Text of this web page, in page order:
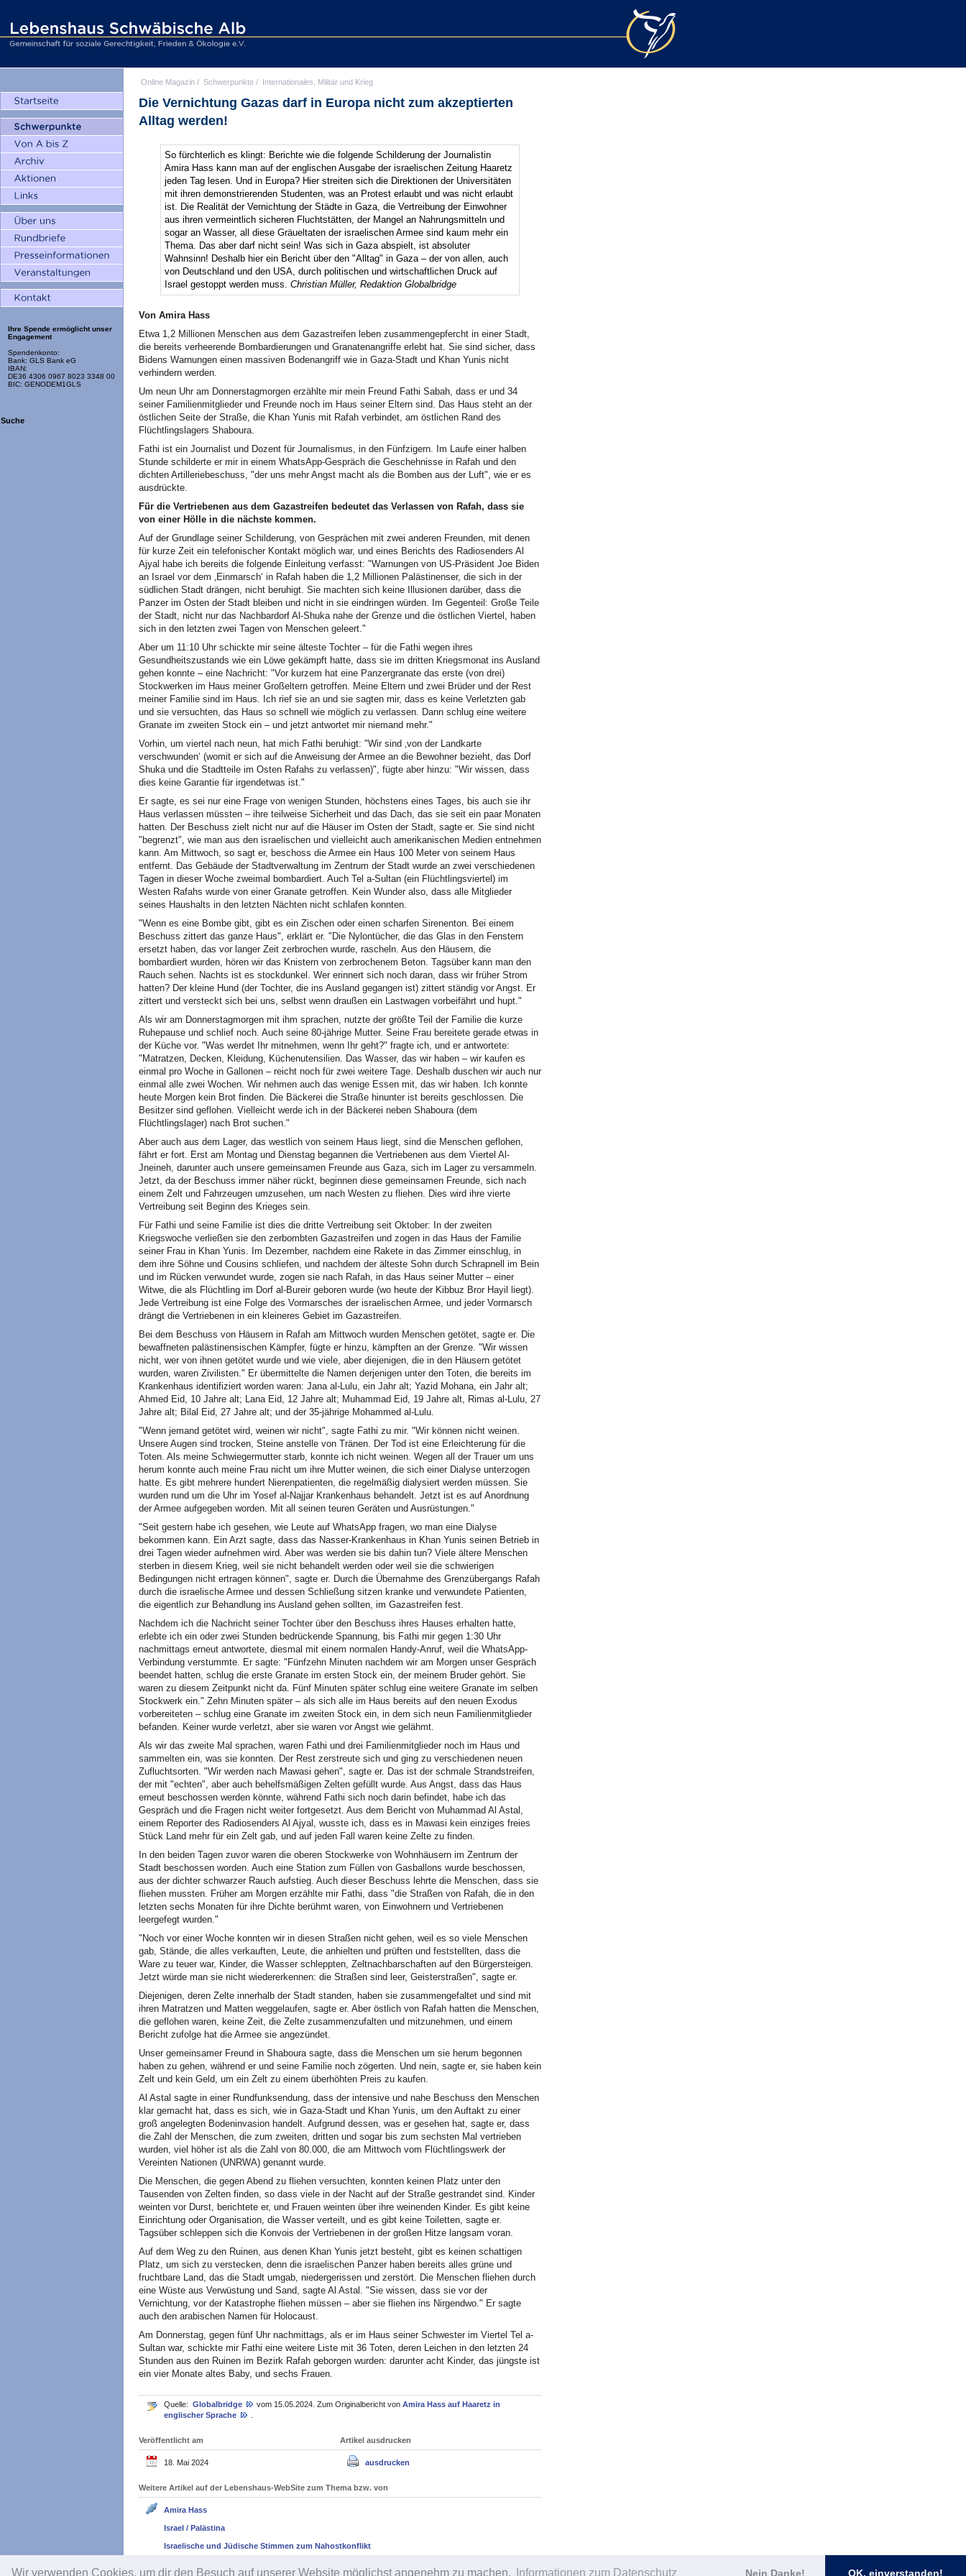
Wir verwenden Cookies, um dir den Besuch auf unserer Website möglichst angenehm zu machen. Informationen zum Datenschutz Nein Danke! OK, einverstanden!
Ihre Spende ermöglicht unser
Engagement
Spendenkonto:
Bank: GLS Bank eG
IBAN:
DE36 4306 0967 8023 3348 00
BIC: GENODEM1GLS
Suche
Online Magazin / Schwerpunkte / Internationales, Militär und Krieg
Die Vernichtung Gazas darf in Europa nicht zum akzeptierten
Alltag werden!
So fürchterlich es klingt: Berichte wie die folgende Schilderung der Journalistin
Amira Hass kann man auf der englischen Ausgabe der israelischen Zeitung Haaretz
jeden Tag lesen. Und in Europa? Hier streiten sich die Direktionen der Universitäten
mit ihren demonstrierenden Studenten, was an Protest erlaubt und was nicht erlaubt
ist. Die Realität der Vernichtung der Städte in Gaza, die Vertreibung der Einwohner
aus ihren vermeintlich sicheren Fluchtstätten, der Mangel an Nahrungsmitteln und
sogar an Wasser, all diese Gräueltaten der israelischen Armee sind kaum mehr ein
Thema. Das aber darf nicht sein! Was sich in Gaza abspielt, ist absoluter
Wahnsinn! Deshalb hier ein Bericht über den "Alltag" in Gaza – der von allen, auch
von Deutschland und den USA, durch politischen und wirtschaftlichen Druck auf
Israel gestoppt werden muss. Christian Müller, Redaktion Globalbridge
Von Amira Hass
Etwa 1,2 Millionen Menschen aus dem Gazastreifen leben zusammengepfercht in einer Stadt,
die bereits verheerende Bombardierungen und Granatenangriffe erlebt hat. Sie sind sicher, dass
Bidens Warnungen einen massiven Bodenangriff wie in Gaza-Stadt und Khan Yunis nicht
verhindern werden.
Um neun Uhr am Donnerstagmorgen erzählte mir mein Freund Fathi Sabah, dass er und 34
seiner Familienmitglieder und Freunde noch im Haus seiner Eltern sind. Das Haus steht an der
östlichen Seite der Straße, die Khan Yunis mit Rafah verbindet, am östlichen Rand des
Flüchtlingslagers Shaboura.
Fathi ist ein Journalist und Dozent für Journalismus, in den Fünfzigern. Im Laufe einer halben
Stunde schilderte er mir in einem WhatsApp-Gespräch die Geschehnisse in Rafah und den
dichten Artilleriebeschuss, "der uns mehr Angst macht als die Bomben aus der Luft", wie er es
ausdrückte.
Für die Vertriebenen aus dem Gazastreifen bedeutet das Verlassen von Rafah, dass sie
von einer Hölle in die nächste kommen.
Auf der Grundlage seiner Schilderung, von Gesprächen mit zwei anderen Freunden, mit denen
für kurze Zeit ein telefonischer Kontakt möglich war, und eines Berichts des Radiosenders Al
Ajyal habe ich bereits die folgende Einleitung verfasst: "Warnungen von US-Präsident Joe Biden
an Israel vor dem ‚Einmarsch‘ in Rafah haben die 1,2 Millionen Palästinenser, die sich in der
südlichen Stadt drängen, nicht beruhigt. Sie machten sich keine Illusionen darüber, dass die
Panzer im Osten der Stadt bleiben und nicht in sie eindringen würden. Im Gegenteil: Große Teile
der Stadt, nicht nur das Nachbardorf Al-Shuka nahe der Grenze und die östlichen Viertel, haben
sich in den letzten zwei Tagen von Menschen geleert."
Aber um 11:10 Uhr schickte mir seine älteste Tochter – für die Fathi wegen ihres
Gesundheitszustands wie ein Löwe gekämpft hatte, dass sie im dritten Kriegsmonat ins Ausland
gehen konnte – eine Nachricht: "Vor kurzem hat eine Panzergranate das erste (von drei)
Stockwerken im Haus meiner Großeltern getroffen. Meine Eltern und zwei Brüder und der Rest
meiner Familie sind im Haus. Ich rief sie an und sie sagten mir, dass es keine Verletzten gab
und sie versuchten, das Haus so schnell wie möglich zu verlassen. Dann schlug eine weitere
Granate im zweiten Stock ein – und jetzt antwortet mir niemand mehr."
Vorhin, um viertel nach neun, hat mich Fathi beruhigt: "Wir sind ‚von der Landkarte
verschwunden‘ (womit er sich auf die Anweisung der Armee an die Bewohner bezieht, das Dorf
Shuka und die Stadtteile im Osten Rafahs zu verlassen)", fügte aber hinzu: "Wir wissen, dass
dies keine Garantie für irgendetwas ist."
Er sagte, es sei nur eine Frage von wenigen Stunden, höchstens eines Tages, bis auch sie ihr
Haus verlassen müssten – ihre teilweise Sicherheit und das Dach, das sie seit ein paar Monaten
hatten. Der Beschuss zielt nicht nur auf die Häuser im Osten der Stadt, sagte er. Sie sind nicht
"begrenzt", wie man aus den israelischen und vielleicht auch amerikanischen Medien entnehmen
kann. Am Mittwoch, so sagt er, beschoss die Armee ein Haus 100 Meter von seinem Haus
entfernt. Das Gebäude der Stadtverwaltung im Zentrum der Stadt wurde an zwei verschiedenen
Tagen in dieser Woche zweimal bombardiert. Auch Tel a-Sultan (ein Flüchtlingsviertel) im
Westen Rafahs wurde von einer Granate getroffen. Kein Wunder also, dass alle Mitglieder
seines Haushalts in den letzten Nächten nicht schlafen konnten.
"Wenn es eine Bombe gibt, gibt es ein Zischen oder einen scharfen Sirenenton. Bei einem
Beschuss zittert das ganze Haus", erklärt er. "Die Nylontücher, die das Glas in den Fenstern
ersetzt haben, das vor langer Zeit zerbrochen wurde, rascheln. Aus den Häusern, die
bombardiert wurden, hören wir das Knistern von zerbrochenem Beton. Tagsüber kann man den
Rauch sehen. Nachts ist es stockdunkel. Wer erinnert sich noch daran, dass wir früher Strom
hatten? Der kleine Hund (der Tochter, die ins Ausland gegangen ist) zittert ständig vor Angst. Er
zittert und versteckt sich bei uns, selbst wenn draußen ein Lastwagen vorbeifährt und hupt."
Als wir am Donnerstagmorgen mit ihm sprachen, nutzte der größte Teil der Familie die kurze
Ruhepause und schlief noch. Auch seine 80-jährige Mutter. Seine Frau bereitete gerade etwas in
der Küche vor. "Was werdet Ihr mitnehmen, wenn Ihr geht?" fragte ich, und er antwortete:
"Matratzen, Decken, Kleidung, Küchenutensilien. Das Wasser, das wir haben – wir kaufen es
einmal pro Woche in Gallonen – reicht noch für zwei weitere Tage. Deshalb duschen wir auch nur
einmal alle zwei Wochen. Wir nehmen auch das wenige Essen mit, das wir haben. Ich konnte
heute Morgen kein Brot finden. Die Bäckerei die Straße hinunter ist bereits geschlossen. Die
Besitzer sind geflohen. Vielleicht werde ich in der Bäckerei neben Shaboura (dem
Flüchtlingslager) nach Brot suchen."
Aber auch aus dem Lager, das westlich von seinem Haus liegt, sind die Menschen geflohen,
fährt er fort. Erst am Montag und Dienstag begannen die Vertriebenen aus dem Viertel Al-
Jneineh, darunter auch unsere gemeinsamen Freunde aus Gaza, sich im Lager zu versammeln.
Jetzt, da der Beschuss immer näher rückt, beginnen diese gemeinsamen Freunde, sich nach
einem Zelt und Fahrzeugen umzusehen, um nach Westen zu fliehen. Dies wird ihre vierte
Vertreibung seit Beginn des Krieges sein.
Für Fathi und seine Familie ist dies die dritte Vertreibung seit Oktober: In der zweiten
Kriegswoche verließen sie den zerbombten Gazastreifen und zogen in das Haus der Familie
seiner Frau in Khan Yunis. Im Dezember, nachdem eine Rakete in das Zimmer einschlug, in
dem ihre Söhne und Cousins schliefen, und nachdem der älteste Sohn durch Schrapnell im Bein
und im Rücken verwundet wurde, zogen sie nach Rafah, in das Haus seiner Mutter – einer
Witwe, die als Flüchtling im Dorf al-Bureir geboren wurde (wo heute der Kibbuz Bror Hayil liegt).
Jede Vertreibung ist eine Folge des Vormarsches der israelischen Armee, und jeder Vormarsch
drängt die Vertriebenen in ein kleineres Gebiet im Gazastreifen.
Bei dem Beschuss von Häusern in Rafah am Mittwoch wurden Menschen getötet, sagte er. Die
bewaffneten palästinensischen Kämpfer, fügte er hinzu, kämpften an der Grenze. "Wir wissen
nicht, wer von ihnen getötet wurde und wie viele, aber diejenigen, die in den Häusern getötet
wurden, waren Zivilisten." Er übermittelte die Namen derjenigen unter den Toten, die bereits im
Krankenhaus identifiziert worden waren: Jana al-Lulu, ein Jahr alt; Yazid Mohana, ein Jahr alt;
Ahmed Eid, 10 Jahre alt; Lana Eid, 12 Jahre alt; Muhammad Eid, 19 Jahre alt, Rimas al-Lulu, 27
Jahre alt; Bilal Eid, 27 Jahre alt; und der 35-jährige Mohammed al-Lulu.
"Wenn jemand getötet wird, weinen wir nicht", sagte Fathi zu mir. "Wir können nicht weinen.
Unsere Augen sind trocken, Steine anstelle von Tränen. Der Tod ist eine Erleichterung für die
Toten. Als meine Schwiegermutter starb, konnte ich nicht weinen. Wegen all der Trauer um uns
herum konnte auch meine Frau nicht um ihre Mutter weinen, die sich einer Dialyse unterzogen
hatte. Es gibt mehrere hundert Nierenpatienten, die regelmäßig dialysiert werden müssen. Sie
wurden rund um die Uhr im Yosef al-Najjar Krankenhaus behandelt. Jetzt ist es auf Anordnung
der Armee aufgegeben worden. Mit all seinen teuren Geräten und Ausrüstungen."
"Seit gestern habe ich gesehen, wie Leute auf WhatsApp fragen, wo man eine Dialyse
bekommen kann. Ein Arzt sagte, dass das Nasser-Krankenhaus in Khan Yunis seinen Betrieb in
drei Tagen wieder aufnehmen wird. Aber was werden sie bis dahin tun? Viele ältere Menschen
sterben in diesem Krieg, weil sie nicht behandelt werden oder weil sie die schwierigen
Bedingungen nicht ertragen können", sagte er. Durch die Übernahme des Grenzübergangs Rafah
durch die israelische Armee und dessen Schließung sitzen kranke und verwundete Patienten,
die eigentlich zur Behandlung ins Ausland gehen sollten, im Gazastreifen fest.
Nachdem ich die Nachricht seiner Tochter über den Beschuss ihres Hauses erhalten hatte,
erlebte ich ein oder zwei Stunden bedrückende Spannung, bis Fathi mir gegen 1:30 Uhr
nachmittags erneut antwortete, diesmal mit einem normalen Handy-Anruf, weil die WhatsApp-
Verbindung verstummte. Er sagte: "Fünfzehn Minuten nachdem wir am Morgen unser Gespräch
beendet hatten, schlug die erste Granate im ersten Stock ein, der meinem Bruder gehört. Sie
waren zu diesem Zeitpunkt nicht da. Fünf Minuten später schlug eine weitere Granate im selben
Stockwerk ein." Zehn Minuten später – als sich alle im Haus bereits auf den neuen Exodus
vorbereiteten – schlug eine Granate im zweiten Stock ein, in dem sich neun Familienmitglieder
befanden. Keiner wurde verletzt, aber sie waren vor Angst wie gelähmt.
Als wir das zweite Mal sprachen, waren Fathi und drei Familienmitglieder noch im Haus und
sammelten ein, was sie konnten. Der Rest zerstreute sich und ging zu verschiedenen neuen
Zufluchtsorten. "Wir werden nach Mawasi gehen", sagte er. Das ist der schmale Strandstreifen,
der mit "echten", aber auch behelfsmäßigen Zelten gefüllt wurde. Aus Angst, dass das Haus
erneut beschossen werden könnte, während Fathi sich noch darin befindet, habe ich das
Gespräch und die Fragen nicht weiter fortgesetzt. Aus dem Bericht von Muhammad Al Astal,
einem Reporter des Radiosenders Al Ajyal, wusste ich, dass es in Mawasi kein einziges freies
Stück Land mehr für ein Zelt gab, und auf jeden Fall waren keine Zelte zu finden.
In den beiden Tagen zuvor waren die oberen Stockwerke von Wohnhäusern im Zentrum der
Stadt beschossen worden. Auch eine Station zum Füllen von Gasballons wurde beschossen,
aus der dichter schwarzer Rauch aufstieg. Auch dieser Beschuss lehrte die Menschen, dass sie
fliehen mussten. Früher am Morgen erzählte mir Fathi, dass "die Straßen von Rafah, die in den
letzten sechs Monaten für ihre Dichte berühmt waren, von Einwohnern und Vertriebenen
leergefegt wurden."
"Noch vor einer Woche konnten wir in diesen Straßen nicht gehen, weil es so viele Menschen
gab, Stände, die alles verkauften, Leute, die anhielten und prüften und feststellten, dass die
Ware zu teuer war, Kinder, die Wasser schleppten, Zeltnachbarschaften auf den Bürgersteigen.
Jetzt würde man sie nicht wiedererkennen: die Straßen sind leer, Geisterstraßen", sagte er.
Diejenigen, deren Zelte innerhalb der Stadt standen, haben sie zusammengefaltet und sind mit
ihren Matratzen und Matten weggelaufen, sagte er. Aber östlich von Rafah hatten die Menschen,
die geflohen waren, keine Zeit, die Zelte zusammenzufalten und mitzunehmen, und einem
Bericht zufolge hat die Armee sie angezündet.
Unser gemeinsamer Freund in Shaboura sagte, dass die Menschen um sie herum begonnen
haben zu gehen, während er und seine Familie noch zögerten. Und nein, sagte er, sie haben kein
Zelt und kein Geld, um ein Zelt zu einem überhöhten Preis zu kaufen.
Al Astal sagte in einer Rundfunksendung, dass der intensive und nahe Beschuss den Menschen
klar gemacht hat, dass es sich, wie in Gaza-Stadt und Khan Yunis, um den Auftakt zu einer
groß angelegten Bodeninvasion handelt. Aufgrund dessen, was er gesehen hat, sagte er, dass
die Zahl der Menschen, die zum zweiten, dritten und sogar bis zum sechsten Mal vertrieben
wurden, viel höher ist als die Zahl von 80.000, die am Mittwoch vom Flüchtlingswerk der
Vereinten Nationen (UNRWA) genannt wurde.
Die Menschen, die gegen Abend zu fliehen versuchten, konnten keinen Platz unter den
Tausenden von Zelten finden, so dass viele in der Nacht auf der Straße gestrandet sind. Kinder
weinten vor Durst, berichtete er, und Frauen weinten über ihre weinenden Kinder. Es gibt keine
Einrichtung oder Organisation, die Wasser verteilt, und es gibt keine Toiletten, sagte er.
Tagsüber schleppen sich die Konvois der Vertriebenen in der großen Hitze langsam voran.
Auf dem Weg zu den Ruinen, aus denen Khan Yunis jetzt besteht, gibt es keinen schattigen
Platz, um sich zu verstecken, denn die israelischen Panzer haben bereits alles grüne und
fruchtbare Land, das die Stadt umgab, niedergerissen und zerstört. Die Menschen fliehen durch
eine Wüste aus Verwüstung und Sand, sagte Al Astal. "Sie wissen, dass sie vor der
Vernichtung, vor der Katastrophe fliehen müssen – aber sie fliehen ins Nirgendwo." Er sagte
auch den arabischen Namen für Holocaust.
Am Donnerstag, gegen fünf Uhr nachmittags, als er im Haus seiner Schwester im Viertel Tel a-
Sultan war, schickte mir Fathi eine weitere Liste mit 36 Toten, deren Leichen in den letzten 24
Stunden aus den Ruinen im Bezirk Rafah geborgen wurden: darunter acht Kinder, das jüngste ist
ein vier Monate altes Baby, und sechs Frauen.
Quelle: Globalbridge vom 15.05.2024. Zum Originalbericht von Amira Hass auf Haaretz in
englischer Sprache
Veröffentlicht am
18. Mai 2024
Artikel ausdrucken
ausdrucken
Weitere Artikel auf der Lebenshaus-WebSite zum Thema bzw. von
Amira Hass
Israel / Palästina
Israelische und Jüdische Stimmen zum Nahostkonflikt